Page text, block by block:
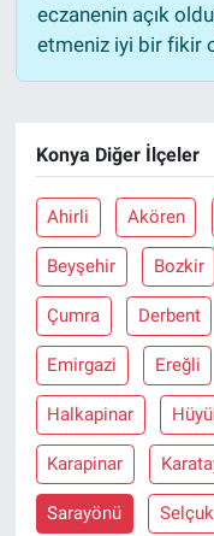
eczanenin açık
etmeniz iyi bir fikir
Konya Diğer İlçeler
Ahirli Akören
Beyşehir Bozkir
Çumra Derbent
Emirgazi Ereğli
Halkapinar
Karapinar
Sarayönü
Siyaset
Yaşam
Spor
Nöbetçi